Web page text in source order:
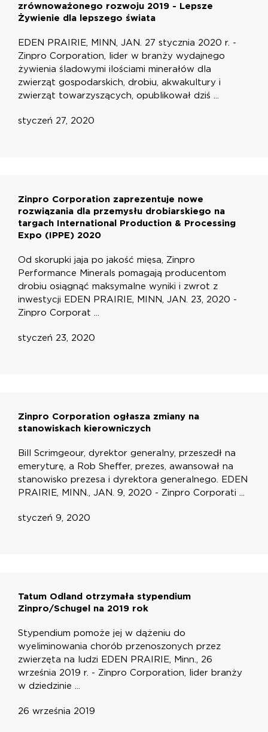
zrównoważonego rozwoju 2019 - Lepsze
Żywienie dla lepszego świata
EDEN PRAIRIE, MINN, JAN. 27 stycznia 2020 r. -
Zinpro Corporation, lider w branży wydajnego
żywienia śladowymi ilościami minerałów dla
zwierząt gospodarskich, drobiu, akwakultury i
zwierząt towarzyszących, opublikował dziś ...
styczeń 27, 2020
Zinpro Corporation zaprezentuje nowe
rozwiązania dla przemysłu drobiarskiego na
targach International Production & Processing
Expo (IPPE) 2020
Od skorupki jaja po jakość mięsa, Zinpro
Performance Minerals pomagają producentom
drobiu osiągnąć maksymalne wyniki i zwrot z
inwestycji EDEN PRAIRIE, MINN, JAN. 23, 2020 -
Zinpro Corporat ...
styczeń 23, 2020
Zinpro Corporation ogłasza zmiany na
stanowiskach kierowniczych
Bill Scrimgeour, dyrektor generalny, przeszedł na
emeryturę, a Rob Sheffer, prezes, awansował na
stanowisko prezesa i dyrektora generalnego. EDEN
PRAIRIE, MINN., JAN. 9, 2020 - Zinpro Corporati ...
styczeń 9, 2020
Tatum Odland otrzymała stypendium
Zinpro/Schugel na 2019 rok
Stypendium pomoże jej w dążeniu do
wyeliminowania chorób przenoszonych przez
zwierzęta na ludzi EDEN PRAIRIE, Minn., 26
września 2019 r. - Zinpro Corporation, lider branży
w dziedzinie ...
26 września 2019